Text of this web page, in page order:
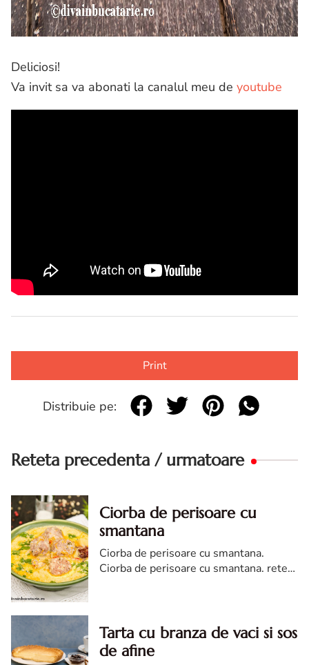
Deliciosi!
Va invit sa va abonati la canalul meu de youtube
Print
Distribuie pe:
Reteta precedenta / urmatoare
Ciorba de perisoare cu
smantana
Ciorba de perisoare cu smantana.
Ciorba de perisoare cu smantana. reteta
Tarta cu branza de vaci si sos
de afine